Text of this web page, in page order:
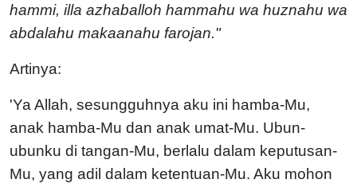
hammi, illa azhaballoh hammahu wa huznahu wa
abdalahu makaanahu farojan."
Artinya:
'Ya Allah, sesungguhnya aku ini hamba-Mu,
anak hamba-Mu dan anak umat-Mu. Ubun-
ubunku di tangan-Mu, berlalu dalam keputusan-
Mu, yang adil dalam ketentuan-Mu. Aku mohon